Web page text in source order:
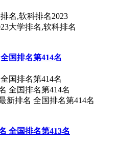
大学排名,软科排名
国排名第414名
国排名第414名
新排名 全国排名第414名
全国排名第413名